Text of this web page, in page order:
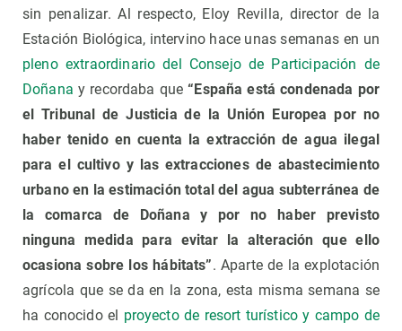
sin penalizar. Al respecto, Eloy Revilla, director de la
Estación Biológica, intervino hace unas semanas en un
pleno extraordinario del Consejo de Participación de
Doñana y recordaba que“España está condenada por
el Tribunal de Justicia de la Unión Europea por no
haber tenido en cuenta la extracción de agua ilegal
para el cultivo y las extracciones de abastecimiento
urbano en la estimación total del agua subterránea de
la comarca de Doñana y por no haber previsto
ninguna medida para evitar la alteración que ello
ocasiona sobre los hábitats”. Aparte de la explotación
agrícola que se da en la zona, esta misma semana se
ha conocido el proyecto de resort turístico y campo de